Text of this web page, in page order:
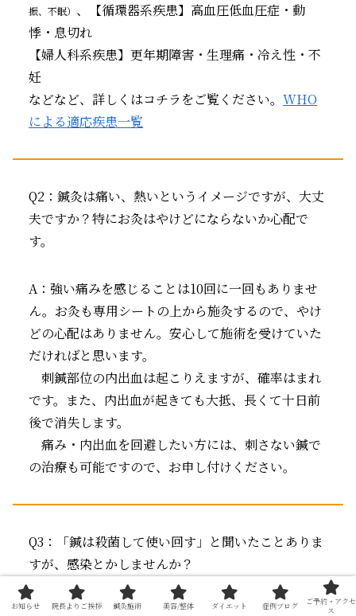
振、不眠） 、【循環器系疾患】高血圧低血圧症・動
悸・息切れ
【婦人科系疾患】更年期障害・生理痛・冷え性・不
妊
などなど、詳しくはコチラをご覧ください。 WHO
による適応疾患一覧
Q2：鍼灸は痛い、熱いというイメージですが、大丈
夫ですか？特にお灸はやけどにならないか心配で
す。
A：強い痛みを感じることは10回に一回もありませ
ん。お灸も専用シートの上から施灸するので、やけ
どの心配はありません。安心して施術を受けていた
だければと思います。
刺鍼部位の内出血は起こりえますが、確率はまれ
です。また、内出血が起きても大抵、長くて十日前
後で消失します。
痛み・内出血を回避したい方には、刺さない鍼で
の治療も可能ですので、お申し付けください。
Q3：「鍼は殺菌して使い回す」と聞いたことありま
すが、感染とかしませんか？
A：楽陽堂鍼灸院では、皮下に刺入する鍼は滅菌済
お知らせ 院長よりご挨拶 鍼灸施術 美容/整体 ダイエット 症例ブログ
ご予約・アクセ
ス